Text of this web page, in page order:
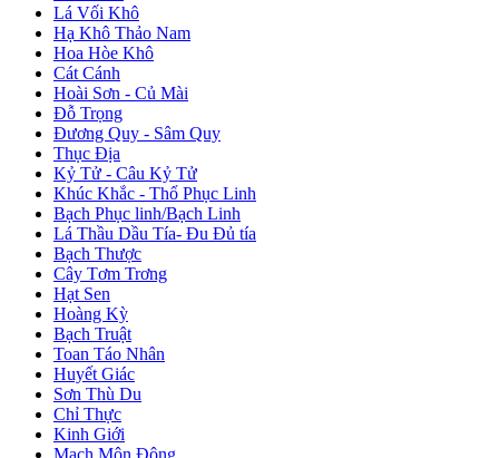
Lá Vối Khô
Hạ Khô Thảo Nam
Hoa Hòe Khô
Cát Cánh
Hoài Sơn - Củ Mài
Đỗ Trọng
Đương Quy - Sâm Quy
Thục Địa
Kỷ Tử - Câu Kỷ Tử
Khúc Khắc - Thổ Phục Linh
Bạch Phục linh/Bạch Linh
Lá Thầu Dầu Tía- Đu Đủ tía
Bạch Thược
Cây Tơm Trơng
Hạt Sen
Hoàng Kỳ
Bạch Truật
Toan Táo Nhân
Huyết Giác
Sơn Thù Du
Chỉ Thực
Kinh Giới
Mạch Môn Đông